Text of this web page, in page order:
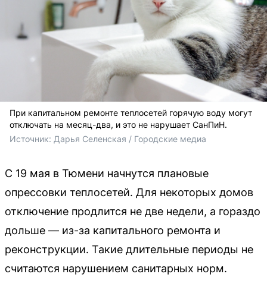
При капитальном ремонте теплосетей горячую воду могут
отключать на месяц-два, и это не нарушает СанПиН.
Источник: Дарья Селенская / Городские медиа
С 19 мая в Тюмени начнутся плановые
опрессовки теплосетей. Для некоторых домов
отключение продлится не две недели, а гораздо
дольше — из-за капитального ремонта и
реконструкции. Такие длительные периоды не
считаются нарушением санитарных норм.